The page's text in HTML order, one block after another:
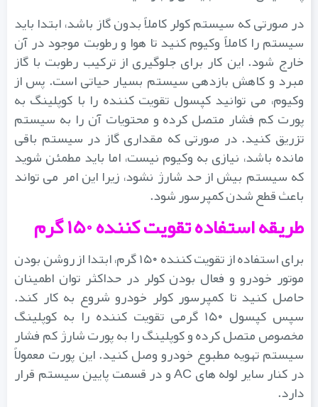
در صورتی که سیستم کولر کاملاً بدون گاز باشد، ابتدا باید
سیستم را کاملاً وکیوم کنید تا هوا و رطوبت موجود در آن
خارج شود. این کار برای جلوگیری از ترکیب رطوبت با گاز
مبرد و کاهش بازدهی سیستم بسیار حیاتی است. پس از
وکیوم، می توانید کپسول تقویت کننده را با کوپلینگ به
پورت کم فشار متصل کرده و محتویات آن را به سیستم
تزریق کنید. در صورتی که مقداری گاز در سیستم باقی
مانده باشد، نیازی به وکیوم نیست، اما باید مطمئن شوید
که سیستم بیش از حد شارژ نشود، زیرا این امر می تواند
باعث قطع شدن کمپرسور شود.
طریقه استفاده تقویت کننده ۱۵۰ گرم
برای استفاده از تقویت کننده ۱۵۰ گرم، ابتدا از روشن بودن
موتور خودرو و فعال بودن کولر در حداکثر توان اطمینان
حاصل کنید تا کمپرسور کولر خودرو شروع به کار کند.
سپس کپسول ۱۵۰ گرمی تقویت کننده را به کوپلینگ
مخصوص متصل کرده و کوپلینگ را به پورت شارژ کم فشار
سیستم تهویه مطبوع خودرو وصل کنید. این پورت معمولاً
در کنار سایر لوله های AC و در قسمت پایین سیستم قرار
دارد.